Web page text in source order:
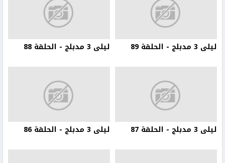
ليلى 3 مدبلج - الحلقة 89 ليلى 3 مدبلج - الحلقة 88
ليلى 3 مدبلج - الحلقة 87 ليلى 3 مدبلج - الحلقة 86